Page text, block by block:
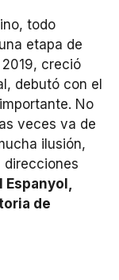
todo
etapa de
creció
debutó con el
No
veces va de
ilusión,
direcciones
Espanyol,
de